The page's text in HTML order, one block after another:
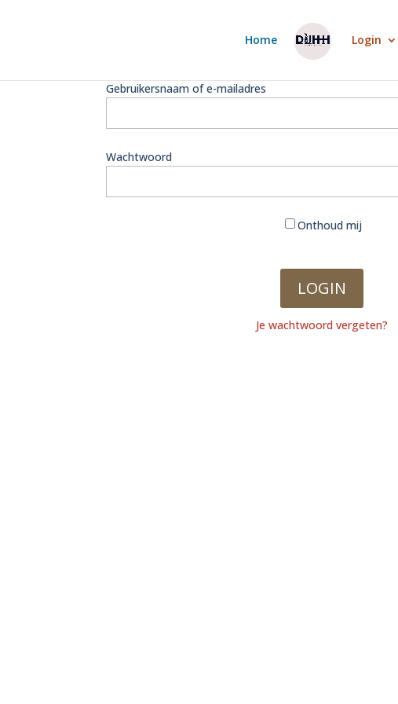
Home Login
Gebruikersnaam of e-mailadres
Wachtwoord
Onthoud mij
Je wachtwoord vergeten?